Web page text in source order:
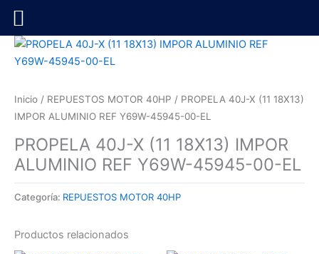
contenido
Inicio / REPUESTOS MOTOR 40HP / PROPELA 40J-X (11 18X13)
IMPOR ALUMINIO REF Y69W-45945-00-EL
PROPELA 40J-X (11 18X13) IMPOR
ALUMINIO REF Y69W-45945-00-EL
Categoría: REPUESTOS MOTOR 40HP
Productos relacionados